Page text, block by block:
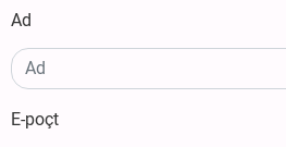
Ad
E-poçt